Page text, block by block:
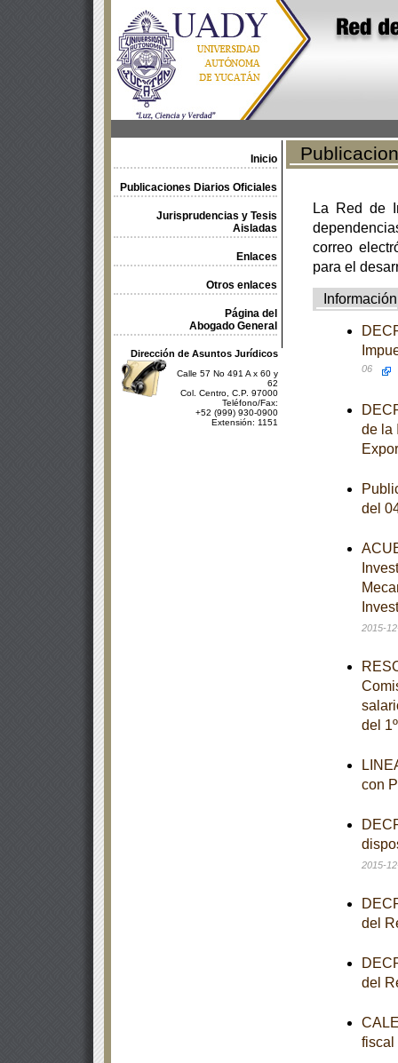
Inicio
Publicaciones Diarios Oficiales
Jurisprudencias y Tesis
Aisladas
Enlaces
Otros enlaces
Página del
Abogado General
Dirección de Asuntos Jurídicos
Calle 57 No 491 A x 60 y
62
Col. Centro, C.P. 97000
Teléfono/Fax:
+52 (999) 930-0900
Extensión: 1151
La Red de
correo
para el
Información
06
de la
del
2015-
del
con
2015-
del
del